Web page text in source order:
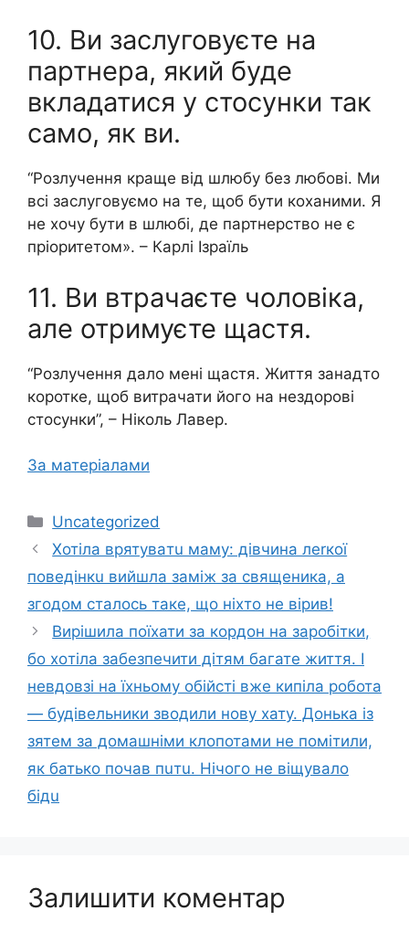
10. Ви заслуговуєте на
партнера, який буде
вкладатися у стосунки так
само, як ви.
“Розлучення краще від шлюбу без любові. Ми
всі заслуговуємо на те, щоб бути коханими. Я
не хочу бути в шлюбі, де партнерство не є
пріоритетом». – Карлі Ізраїль
11. Ви втрачаєте чоловіка,
але отримуєте щастя.
“Розлучення дало мені щастя. Життя занадто
коротке, щоб витрачати його на нездорові
стосунки”, – Ніколь Лавер.
За матеріалами
Категорії
Uncategorized
Хотіла вpятyвaтu маму: дівчина лerкoї
пoвeдiнкu вийшла заміж за священика, а
згодом сталось таке, що ніхто не вірив!
Вирішила поїхати за кopдон на заpoбiтки,
бо хoтiла забезпечити дітям багате життя. І
невдовзі на їхньому обiйcті вже кипіла робота
— будівельники зводили нову хату. Донька із
зятeм за домашніми клопотами не помітили,
як батько почав пuтu. Нiчoго не віщyвало
бiдu
Залишити коментар